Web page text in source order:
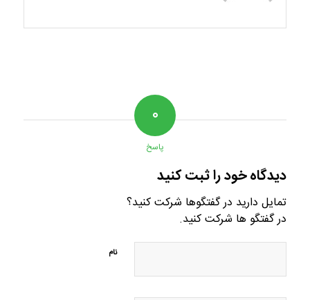
۰
پاسخ
دیدگاه خود را ثبت کنید
تمایل دارید در گفتگوها شرکت کنید؟
در گفتگو ها شرکت کنید.
نام